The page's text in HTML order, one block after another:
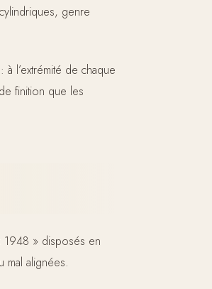
genre
l’extrémité de chaque
finition que les
1948 » disposés en
mal alignées.